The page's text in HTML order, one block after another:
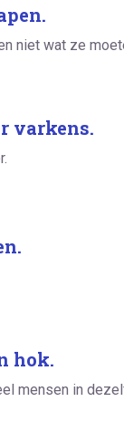
niet wat ze
varkens.
hok.
mensen in